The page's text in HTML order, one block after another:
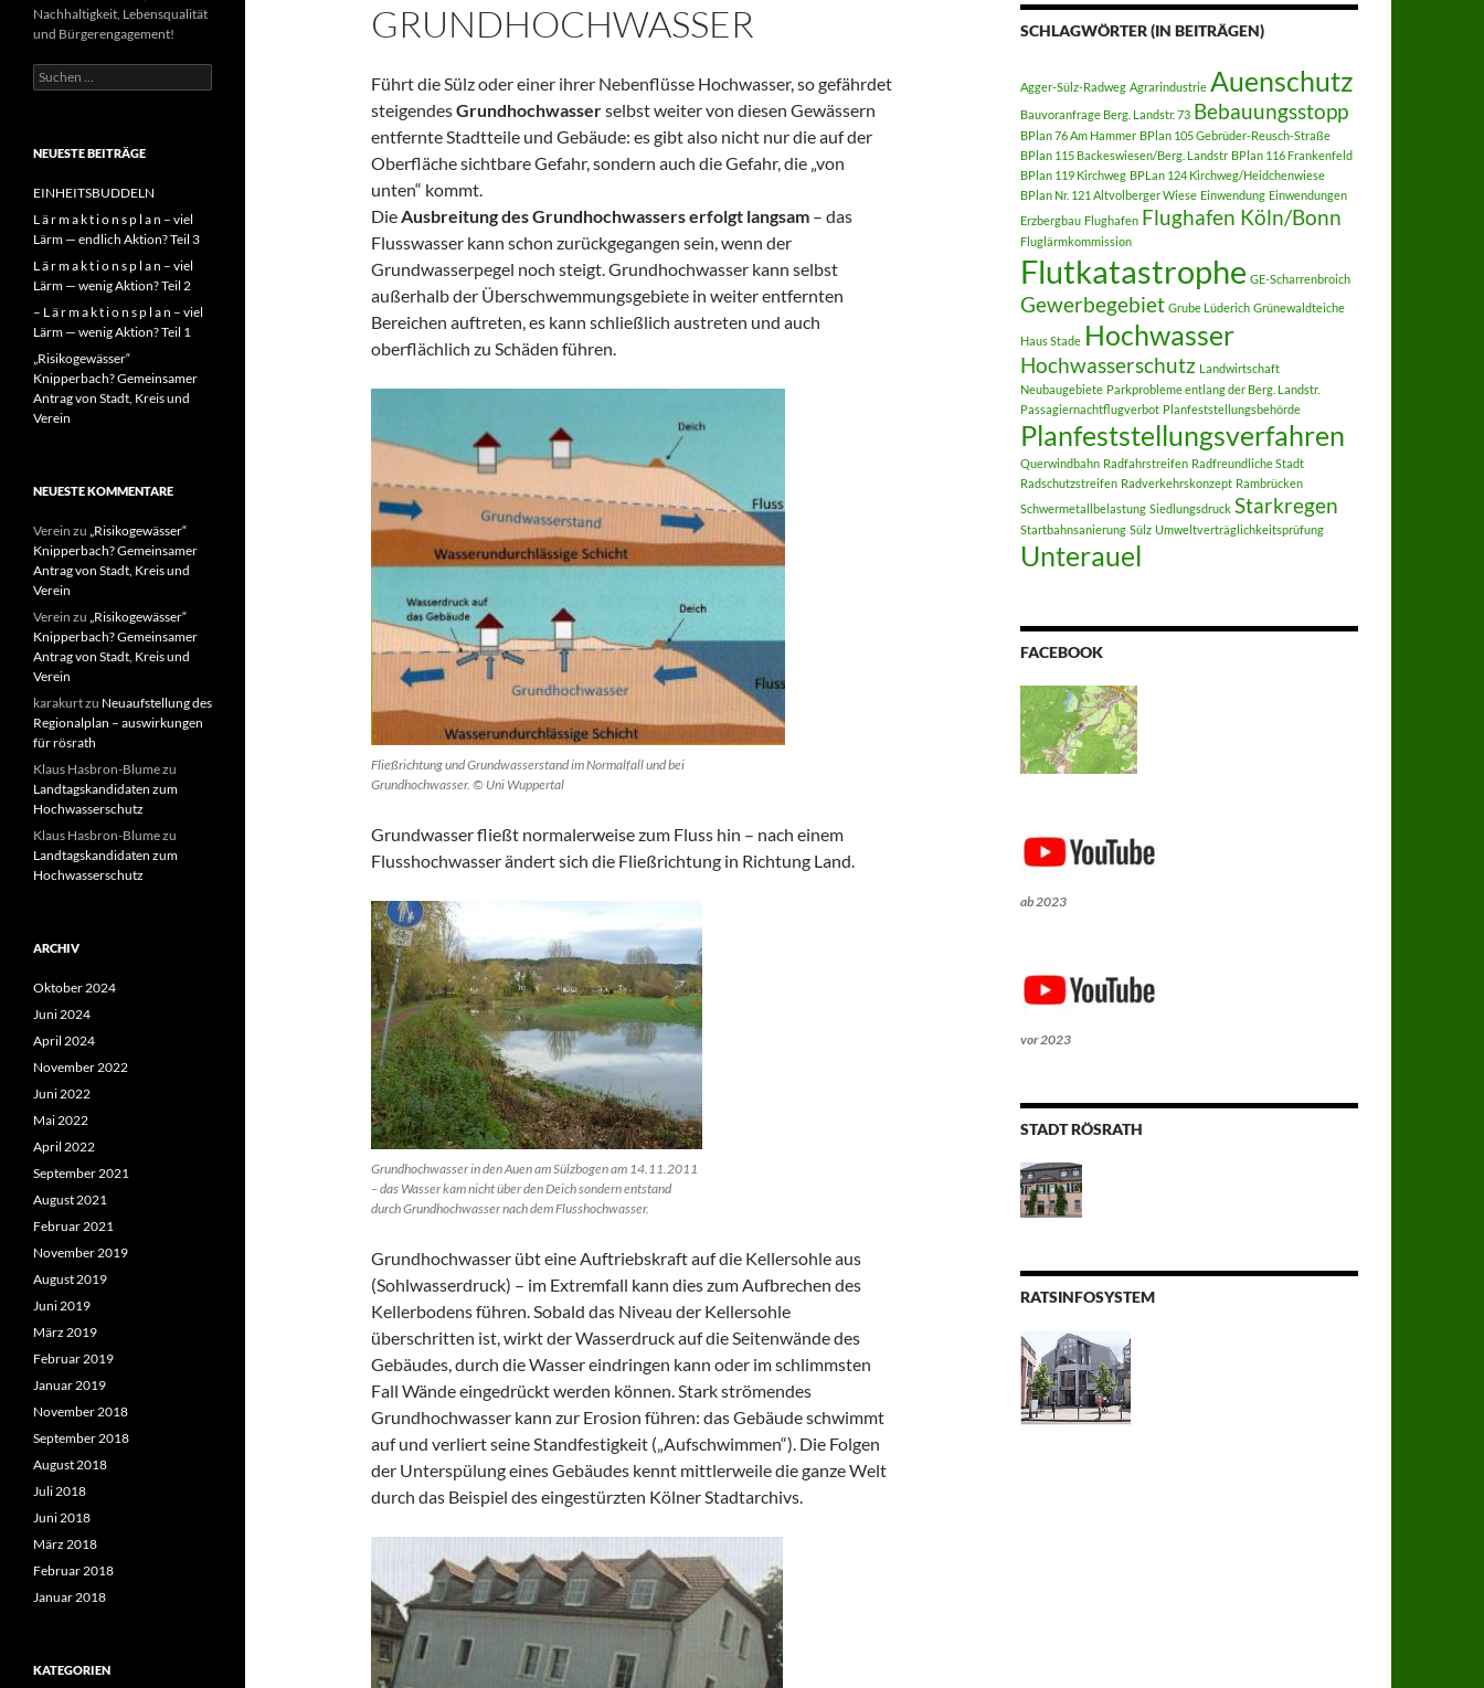
GRUNDHOCHWASSER
Führt die Sülz oder einer ihrer Nebenflüsse Hochwasser, so gefährdet
steigendesGrundhochwasserselbst weiter von diesen Gewässern
entfernte Stadtteile und Gebäude: es gibt also nicht nur die auf der
Oberfläche sichtbare Gefahr, sondern auch die Gefahr, die „von
unten“ kommt.
DieAusbreitung des Grundhochwassers erfolgt langsam – das
Flusswasser kann schon zurückgegangen sein, wenn der
Grundwasserpegel noch steigt. Grundhochwasser kann selbst
außerhalb der Überschwemmungsgebiete in weiter entfernten
Bereichen auftreten, es kann schließlich austreten und auch
oberflächlich zu Schäden führen.
Fließrichtung und Grundwasserstand im Normalfall und bei
Grundhochwasser. © Uni Wuppertal
Grundwasser fließt normalerweise zum Fluss hin – nach einem
Flusshochwasser ändert sich die Fließrichtung in Richtung Land.
Grundhochwasser in den Auen am Sülzbogen am 14.11.2011
– das Wasser kam nicht über den Deich sondern entstand
durch Grundhochwasser nach dem Flusshochwasser.
Grundhochwasser übt eine Auftriebskraft auf die Kellersohle aus
(Sohlwasserdruck) – im Extremfall kann dies zum Aufbrechen des
Kellerbodens führen. Sobald das Niveau der Kellersohle
überschritten ist, wirkt der Wasserdruck auf die Seitenwände des
Gebäudes, durch die Wasser eindringen kann oder im schlimmsten
Fall Wände eingedrückt werden können. Stark strömendes
Grundhochwasser kann zur Erosion führen: das Gebäude schwimmt
auf und verliert seine Standfestigkeit („Aufschwimmen“). Die Folgen
der Unterspülung eines Gebäudes kennt mittlerweile die ganze Welt
durch das Beispiel des eingestürzten Kölner Stadtarchivs.
SCHLAGWÖRTER (IN BEITRÄGEN)
Agger-Sülz-Radweg Agrarindustrie Auenschutz
Bauvoranfrage Berg. Landstr. 73 Bebauungsstopp
BPlan 76 Am Hammer BPlan 105 Gebrüder-Reusch-Straße
BPlan 115 Backeswiesen/Berg. Landstr BPlan 116 Frankenfeld
BPlan 119 Kirchweg BPLan 124 Kirchweg/Heidchenwiese
BPlan Nr. 121 Altvolberger Wiese Einwendung Einwendungen
Erzbergbau Flughafen Flughafen Köln/Bonn
Fluglärmkommission
Flutkatastrophe GE-Scharrenbroich
Gewerbegebiet Grube Lüderich Grünewaldteiche
Haus Stade Hochwasser
Hochwasserschutz Landwirtschaft
Neubaugebiete Parkprobleme entlang der Berg. Landstr.
Passagiernachtflugverbot Planfeststellungsbehörde
Planfeststellungsverfahren
Querwindbahn Radfahrstreifen Radfreundliche Stadt
Radschutzstreifen Radverkehrskonzept Rambrücken
Schwermetallbelastung Siedlungsdruck Starkregen
Startbahnsanierung Sülz Umweltverträglichkeitsprüfung
Unterauel
FACEBOOK
ab 2023
vor 2023
STADT RÖSRATH
RATSINFOSYSTEM
Nachhaltigkeit, Lebensqualität
und Bürgerengagement!
Suchen
nach:
NEUESTE BEITRÄGE
EINHEITSBUDDELN
L ä r m a k t i o n s p l a n – viel
Lärm — endlich Aktion? Teil 3
L ä r m a k t i o n s p l a n – viel
Lärm — wenig Aktion? Teil 2
– L ä r m a k t i o n s p l a n – viel
Lärm — wenig Aktion? Teil 1
„Risikogewässer“
Knipperbach? Gemeinsamer
Antrag von Stadt, Kreis und
Verein
NEUESTE KOMMENTARE
Verein zu „Risikogewässer“
Knipperbach? Gemeinsamer
Antrag von Stadt, Kreis und
Verein
Verein zu „Risikogewässer“
Knipperbach? Gemeinsamer
Antrag von Stadt, Kreis und
Verein
karakurtzu Neuaufstellung des
Regionalplan – auswirkungen
für rösrath
Klaus Hasbron-Blumezu
Landtagskandidaten zum
Hochwasserschutz
Klaus Hasbron-Blumezu
Landtagskandidaten zum
Hochwasserschutz
ARCHIV
Oktober 2024
Juni 2024
April 2024
November 2022
Juni 2022
Mai 2022
April 2022
September 2021
August 2021
Februar 2021
November 2019
August 2019
Juni 2019
März 2019
Februar 2019
Januar 2019
November 2018
September 2018
August 2018
Juli 2018
Juni 2018
März 2018
Februar 2018
Januar 2018
KATEGORIEN